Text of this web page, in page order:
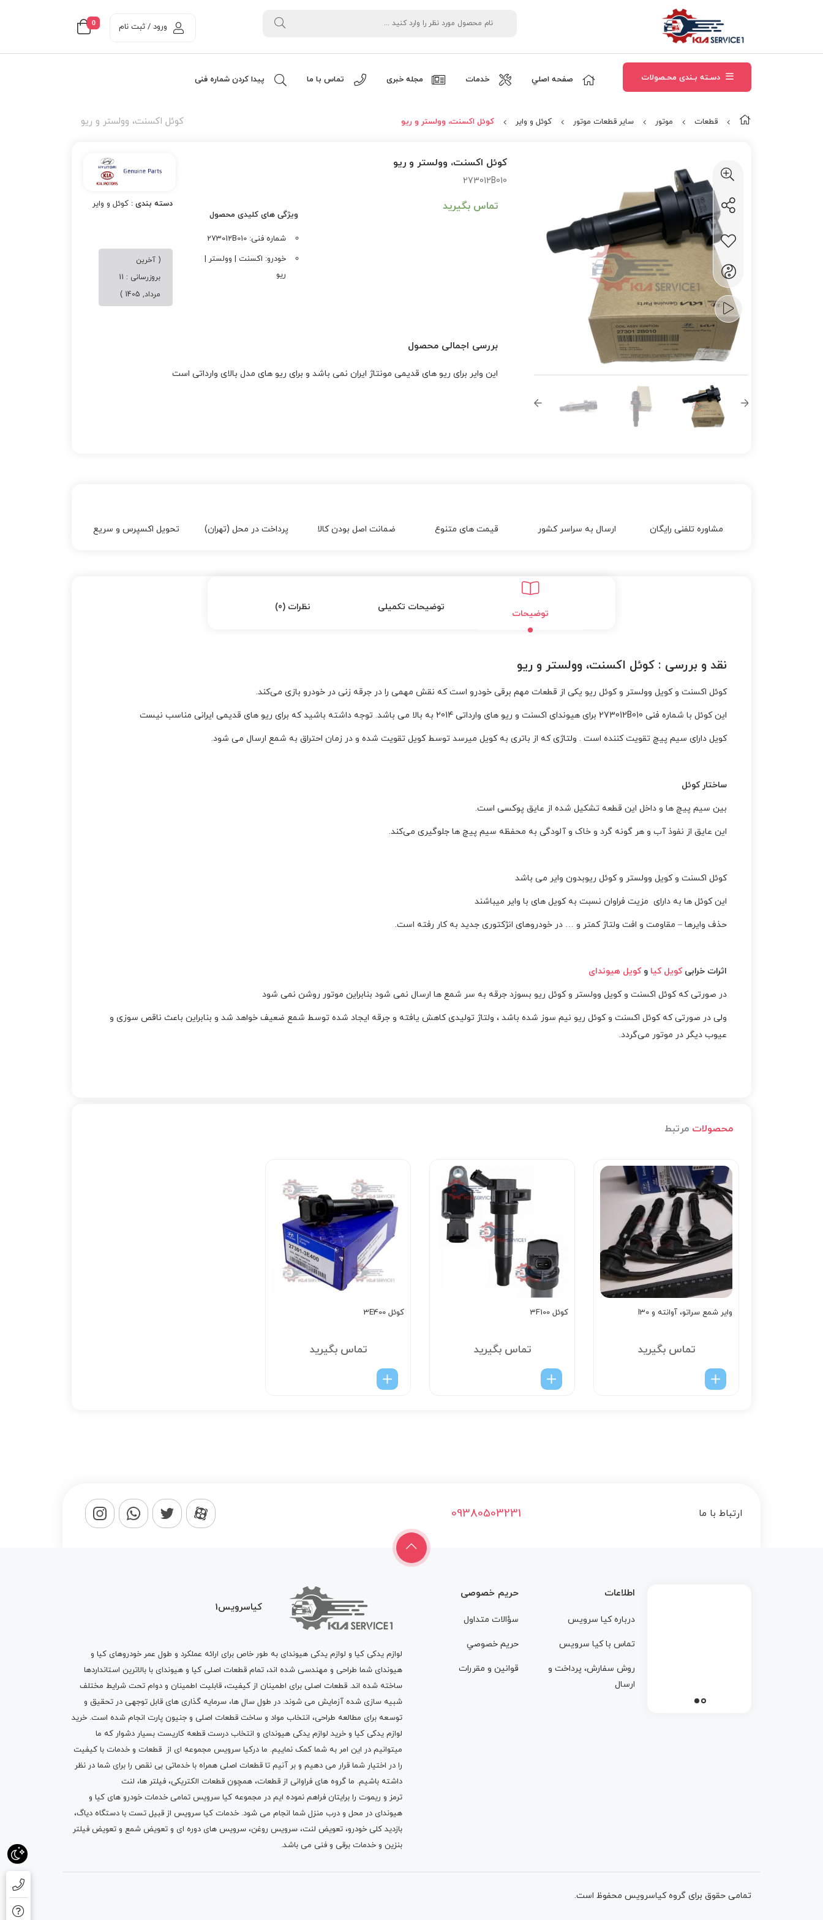
0 ورود / ثبت نام
دسـته بـندی محـصولات صفحه اصلي خدمات مجله خبری تماس با ما پیدا کردن شماره فنی
کوئل اکسنت، وولستر و ریو قطعات موتور سایر قطعات موتور کوئل و وایر کوئل اکسنت، وولستر و ریو
کوئل اکسنت، وولستر و ریو
273012B010
تماس بگیرید
ویژگی های کلیدی محصول
شماره فنی: 273012B010
خودرو: اکسنت | وولستر |
ریو
دسته بندی :کوئل و وایر
( آخرین
بروزرسانی : 11
مرداد, 1405 )
بررسی اجمالی محصول
این وایر برای ریو های قدیمی مونتاژ ایران نمی باشد و برای ریو های مدل بالای وارداتی است
مشاوره تلفنی رایگان ارسال به سراسر کشور قیمت های متنوع ضمانت اصل بودن کالا پرداخت در محل (تهران) تحویل اکسپرس و سریع
توضیحات
توضیحات تکمیلی نظرات (0)
نقد و بررسی : کوئل اکسنت، وولستر و ریو
کوئل اکسنت و کویل وولستر و کوئل ریو یکی از قطعات مهم برقی خودرو است که نقش مهمی را در جرقه زنی در خودرو بازی می‌کند.
این کوئل با شماره فنی 273012B010 برای هیوندای اکسنت و ریو های وارداتی 2014 به بالا می باشد. توجه داشته باشید که برای ریو های قدیمی ایرانی مناسب نیست
کویل دارای سیم پیچ تقویت کننده است . ولتاژی که از باتری به کویل میرسد توسط کویل تقویت شده و در زمان احتراق به شمع ارسال می شود.
ساختار کوئل
بین سیم پیچ ها و داخل این قطعه تشکیل شده از عایق پوکسی است.
این عایق از نفوذ آب و هر گونه گرد و خاک و آلودگی به محفظه سیم پیچ ها جلوگیری می‌کند.
کوئل اکسنت و کویل وولستر و کوئل ریوبدون وایر می باشد
این کوئل ها به دارای مزیت فراوان نسبت به کویل های با وایر میباشند
حذف وایرها – مقاومت و افت ولتاژ کمتر و … در خودروهای انژکتوری جدید به کار رفته است.
اثرات خرابیکویل کیا وکویل هیوندای
در صورتی که کوئل اکسنت و کویل وولستر و کوئل ریو بسوزد جرقه به سر شمع ها ارسال نمی شود بنابراین موتور روشن نمی شود
ولی در صورتی که کوئل اکسنت و کوئل ریو نیم سوز شده باشد ، ولتاژ تولیدی کاهش یافته و جرقه ایجاد شده توسط شمع ضعیف خواهد شد و بنابراین باعث ناقص سوزی و
عیوب دیگر در موتور می‌گردد.
محصولات مرتبط
وایر شمع سراتو، آوانته و I30
تماس بگیرید
کوئل 3F100
تماس بگیرید
کوئل 3E400
تماس بگیرید
ارتباط با ما 09380503231
اطلاعات
درباره کيا سرويس
تماس با کيا سرويس
روش سفارش، پرداخت و
ارسال
حریم خصوصی
سؤالات متداول
حريم خصوصي
قوانين و مقررات
کیاسرویس1
لوازم یدکی کیا و لوازم یدکی هیوندای به طور خاص برای ارائه عملکرد و طول عمر خودروهای کیا و
هیوندای شما طراحی و مهندسی شده اند، تمام قطعات اصلی کیا و هیوندای با بالاترین استانداردها
ساخته شده اند. قطعات اصلی برای اطمینان از کیفیت، قابلیت اطمینان و دوام تحت شرایط مختلف
شبیه سازی شده آزمایش می شوند. در طول سال ها، سرمایه گذاری های قابل توجهی در تحقیق و
توسعه برای مطالعه طراحی، انتخاب مواد و ساخت قطعات اصلی و جنیون پارت انجام شده است. خرید
لوازم یدکی کیا و خرید لوازم یدکی هیوندای و انتخاب درست قطعه کاریست بسیار دشوار که ما
میتوانیم در این امر به شما کمک نماییم. ما درکیا سرویس مجموعه ای از قطعات و خدمات با کیفیت
را در اختیار شما قرار می دهیم و بر آنیم تا قطعات اصلی همراه با خدماتی بی نقص را برای شما در نظر
داشته باشیم. ما گروه های فراوانی از قطعات، همچون قطعات الکتریکی، فیلتر ها، لنت
ترمز و ریموت را برایتان فراهم نموده ایم در مجموعه کیا سرویس تمامی خدمات خودرو های کیا و
هیوندای در محل و درب منزل شما انجام می شود. خدمات کیا سرویس از قبیل تست با دستگاه دیاگ،
بازدید کلی خودرو، تعویض لنت، سرویس روغن، سرویس های دوره ای و تعویض شمع و تعویض فیلتر
بنزین و خدمات برقی و فنی می باشد.
تمامی حقوق برای گروه کیاسرویس محفوظ است.